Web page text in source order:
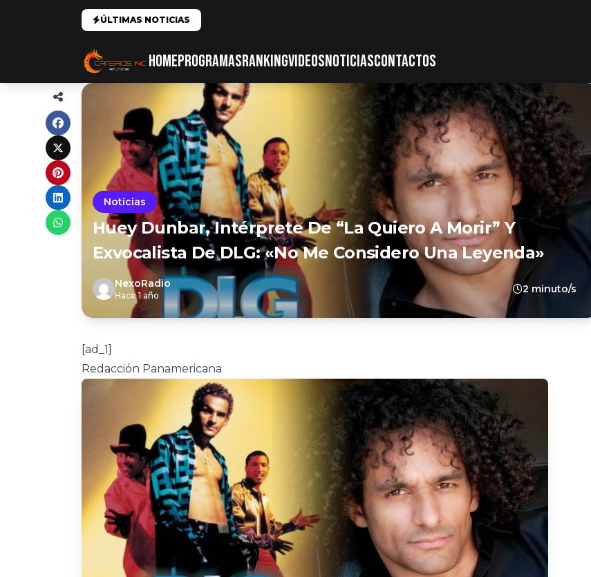
ÚLTIMAS NOTICIAS
HOMEPROGRAMASRANKINGVIDEOSNOTICIASCONTACTOS
Noticias
Huey Dunbar, Intérprete De “La Quiero A Morir” Y
Exvocalista De DLG: «No Me Considero Una Leyenda»
NexoRadio
Hace 1 año
2 minuto/s
[ad_1]
Redacción Panamericana